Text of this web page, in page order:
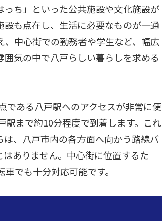
ち」といった公共施設や文化施設が
も点在し、生活に必要なものが一通
中心街での勤務者や学生など、幅広
気の中で八戸らしい暮らしを求める
である八戸駅へのアクセスが非常に便
駅まで約10分程度で到着します。これ
、八戸市内の各方面へ向かう路線バ
ありません。中心街に位置するた
でも十分対応可能です。